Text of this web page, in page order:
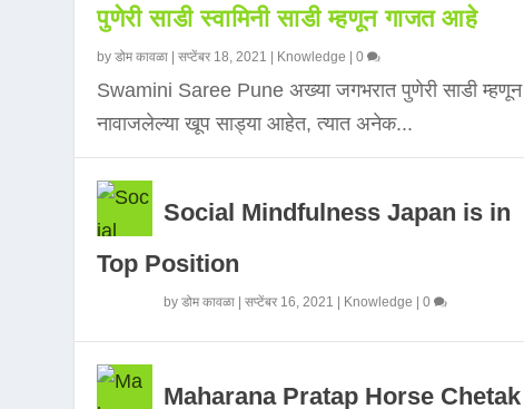
पुणेरी साडी स्वामिनी साडी म्हणून गाजत आहे
byडोम कावळा |सप्टेंबर 18, 2021 Knowledge |0
Swamini Saree Pune अख्या जगभरात पुणेरी साडी म्हणून
नावाजलेल्या खूप साड्या आहेत, त्यात अनेक...
Social Mindfulness Japan is in
Top Position
byडोम कावळा |सप्टेंबर 16, 2021 Knowledge |0
Maharana Pratap Horse Chetak